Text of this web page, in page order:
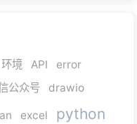
环境 API
error
公众号 drawio
excel python